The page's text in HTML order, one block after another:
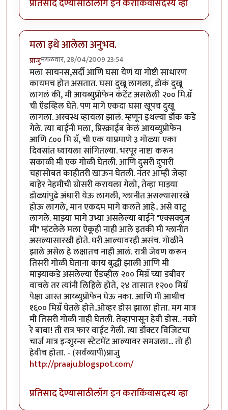
मला इथे आलेला अनुभव.
प्राजुमंगळवार, 28/04/2009 23:54
मला सायनस,सर्दी आणि घसा येणं या गोष्टी साधारण
कायमच होत असतात. घसा दुखू लागला, डोकं दुखू
लागलं की, मी आयब्युप्रोफेन कंटेंट असलेली २०० मि.ग्रॅ
ची ऍडव्हिल घेते. पण मागे एकदा घसा खूपच दुखू
लागला. अस्वस्थ व्हायला झालं. म्हणून इथल्या डॉक कडे
गेले. त्या बाईंनी मला, प्रिस्क्राईब केलं आयब्युप्रोफेन
आणि ८०० मि ग्रॅ, ची एक याप्रमाणे ३ गोळ्या एका
दिवसांत घ्यायला सांगितल्या. भरपूर नाष्टा करून
सकाळी मी एक गोळी घेतली. आणि दुसरी दुपारी
चहासोबत काहीतरी खाऊन घेतली. नंतर आम्ही जेव्हा
बाहेर नेहमीची ग्रोसरी करायला गेलो, तेव्हा माझ्या
डोळ्यांपुढे अंधारी येऊ लागली, ग्लानीत असल्यासारखे
होऊ लागले, मान एकदम मागे कलते आहे.. असे वाटू
लागले. माझ्या मागे उभ्या असलेल्या बाईने "एक्सक्युज
मी" म्हंटलेले मला ऐकूही नाही आले इतकी मी ग्लानीत
असल्यासारखी होते. घरी आल्यावरही असंच. गोळीने
झाले असेल हे लक्षातच नाही आलं. रात्री जेवण करून
तिसरी गोळी घेताना काय बुद्धी झाली आणि मी
माझ्याकडे असलेल्या ऍडव्हील २०० मिग्रॅ च्या डबीवर
वाचले तर त्यांनी लिहिले होते, २४ तासात १२०० मिग्रॅ
पेक्षा जास्त आय्ब्युप्रोफेन घेऊ नका. आणि मी आधीच
१६०० मिग्रॅ घेतले होते..ओव्हर डोस झाला होता. मग मात्र
मी तिसरी गोळी नाही घेतली. तेव्हापासून हेवी डोस.. नको
रे बाबा! ती रात्र फार वाईट गेली. त्या डॉक्टर विजिटचा
चार्ज मात्र इन्शुरन्स स्टेटमेंट आल्यावर समजला... तो ही
हेवीच होता. - (सर्वव्यापी)प्राजु
http://praaju.blogspot.com/
प्रतिसाद देण्यासाठीलॉग इन कराकिंवासदस्य व्हा